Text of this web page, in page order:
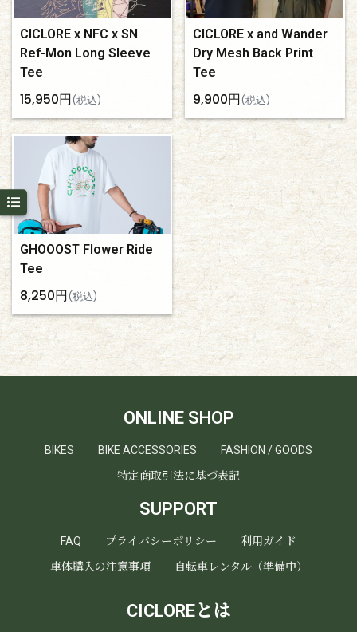
CICLORE x NFC x SN
Ref-Mon Long Sleeve
Tee
15,950円(税込)
CICLORE x and Wander
Dry Mesh Back Print
Tee
9,900円(税込)
GHOOOST Flower Ride
Tee
8,250円(税込)
ONLINE SHOP
BIKES BIKE ACCESSORIES
FASHION / GOODS
特定商取引法に基づ表記
SUPPORT
FAQ プライバシーポリシー
利用ガイド
車体購入の注意事項
自転車レンタル（準備中）
CICLOREとは